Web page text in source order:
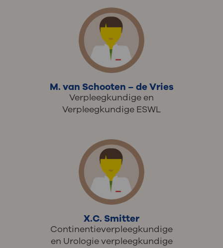
M. van Schooten – de Vries
Verpleegkundige en
Verpleegkundige ESWL
X.C. Smitter
Continentieverpleegkundige
en Urologie verpleegkundige